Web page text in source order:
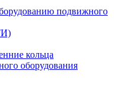
подвижного
кольца
оборудования